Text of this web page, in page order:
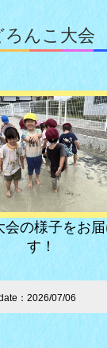
ろんこ大会
会の様子をお届
す！
：2026/07/06